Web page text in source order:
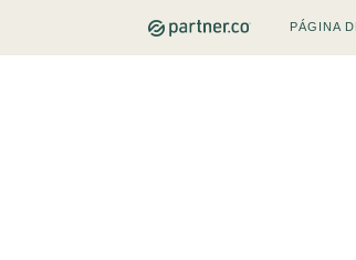
PÁGINA